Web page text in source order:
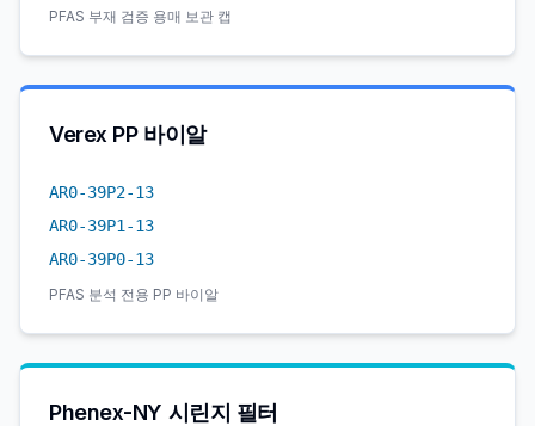
PFAS 부재 검증 용매 보관 캡
Verex PP 바이알
AR0-39P2-13
AR0-39P1-13
AR0-39P0-13
PFAS 분석 전용 PP 바이알
Phenex-NY 시린지 필터